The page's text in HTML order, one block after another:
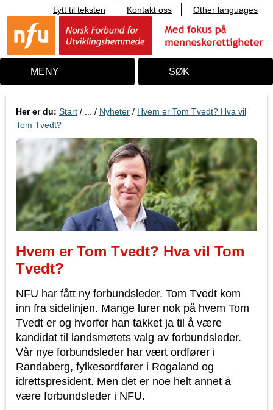
i
n
o
Lytt til teksten Kontakt oss Other languages
MENY SØK
Her er du: Start / ... / Nyheter / Hvem er Tom Tvedt? Hva vil
Tom Tvedt?
Hvem er Tom Tvedt? Hva vil Tom
Tvedt?
NFU har fått ny forbundsleder. Tom Tvedt kom
inn fra sidelinjen. Mange lurer nok på hvem Tom
Tvedt er og hvorfor han takket ja til å være
kandidat til landsmøtets valg av forbundsleder.
Vår nye forbundsleder har vært ordfører i
Randaberg, fylkesordfører i Rogaland og
idrettspresident. Men det er noe helt annet å
være forbundsleder i NFU.